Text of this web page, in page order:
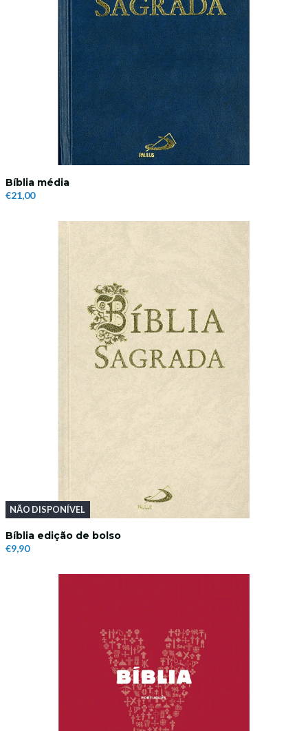
Bíblia média
€21,00
NÃO DISPONÍVEL
Bíblia edição de bolso
€9,90